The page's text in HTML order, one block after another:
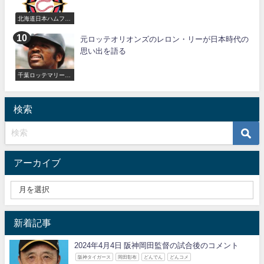
北海道日本ハムファ
千葉ロッテマリーン
元ロッテオリオンズのレロン・リーが日本時代の
思い出を語る
検索
アーカイブ
新着記事
2024年4月4日 阪神岡田監督の試合後のコメント
阪神タイガース 岡田彰布 どんでん どんコメ